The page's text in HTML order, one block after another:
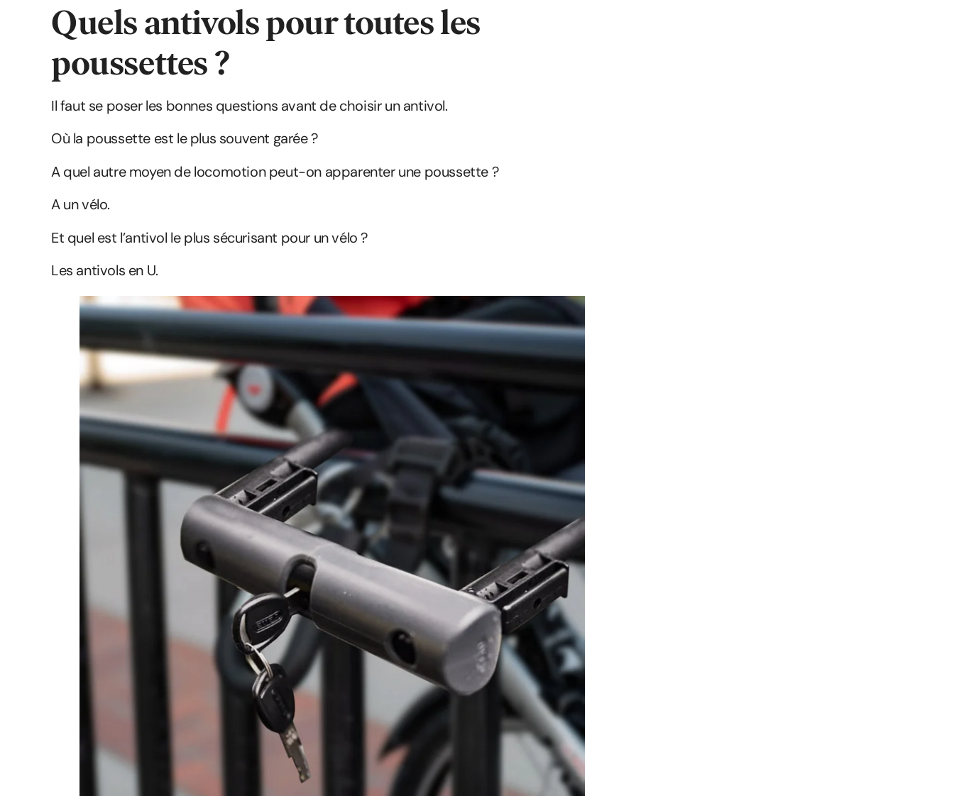
Quels antivols pour toutes les
poussettes ?
Il faut se poser les bonnes questions avant de choisir un antivol.
Où la poussette est le plus souvent garée ?
A quel autre moyen de locomotion peut-on apparenter une poussette ?
A un vélo.
Et quel est l’antivol le plus sécurisant pour un vélo ?
Les antivols en U.